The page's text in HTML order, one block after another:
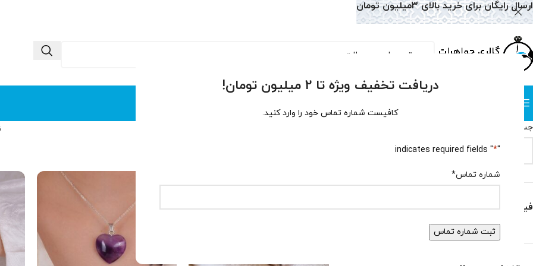
دریافت تخفیف ویژه تا 2 میلیون تومان!
کافیست شماره تماس خود را وارد کنید.
"
*
" indicates required fields
شماره تماس*
جستجو
فیلتر بر اساس قیمت
ارسال رایگان برای خرید بالای 3میلیون تومان